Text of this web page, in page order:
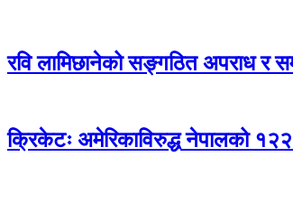
रवि लामिछानेको सङ्गठित अपराध र
क्रिकेटः अमेरिकाविरुद्ध नेपालको